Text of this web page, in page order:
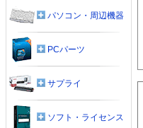
パソコン・周辺機器
PCパーツ
サプライ
ソフト・ライセンス